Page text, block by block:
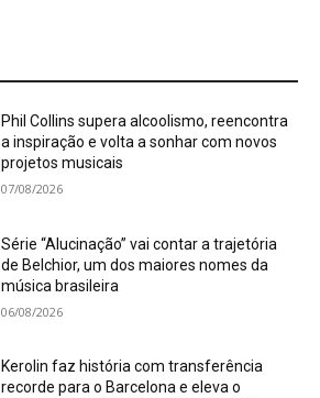
Phil Collins supera alcoolismo, reencontra
a inspiração e volta a sonhar com novos
projetos musicais
07/08/2026
Série “Alucinação” vai contar a trajetória
de Belchior, um dos maiores nomes da
música brasileira
06/08/2026
Kerolin faz história com transferência
recorde para o Barcelona e eleva o